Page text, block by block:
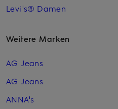
Levi's® Damen
Weitere Marken
AG Jeans
AG Jeans
ANNA's